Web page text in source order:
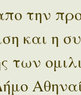
την
και η
των